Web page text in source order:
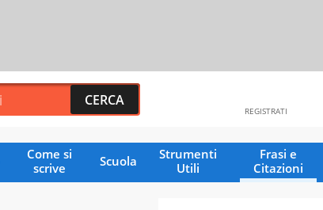
REGISTRATI
Come si
scrive
Scuola
Strumenti
Utili
Frasi e
Citazioni